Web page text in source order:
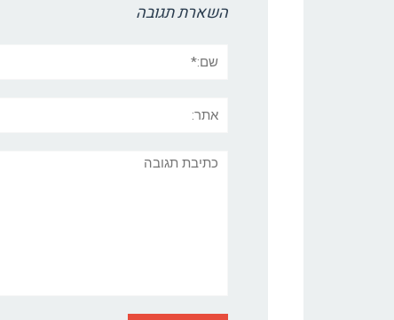
השארת תגובה
תגובה